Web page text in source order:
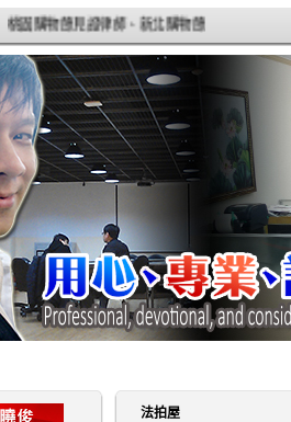
桃園購物節見證律師、新北購物節見證律師
法拍屋